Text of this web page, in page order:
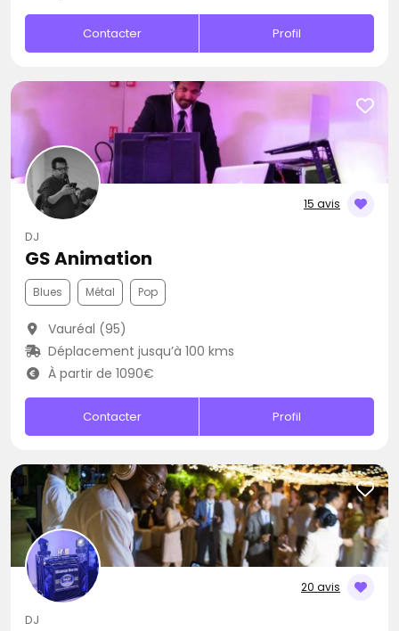
Contacter Profil
15 avis
DJ
GS Animation
Blues Métal Pop
Vauréal (95)
Déplacement jusqu’à 100 kms
À partir de 1090€
Contacter Profil
20 avis
DJ